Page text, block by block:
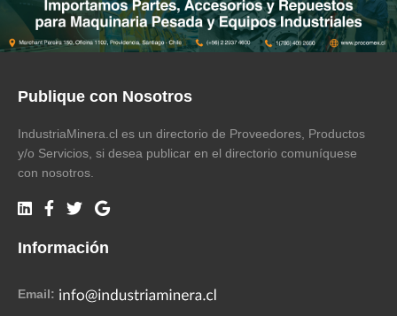
Publique con Nosotros
IndustriaMinera.cl es un directorio de Proveedores, Productos
y/o Servicios, si desea publicar en el directorio comuníquese
con nosotros.
Información
Email: